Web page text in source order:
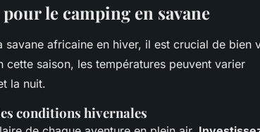
le camping en savane
savane africaine en hiver, il est crucial de bien
cette saison, les températures peuvent varier
la nuit.
conditions hivernales